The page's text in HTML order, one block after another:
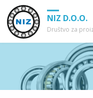
NIZ D.O.O.
Društvo za